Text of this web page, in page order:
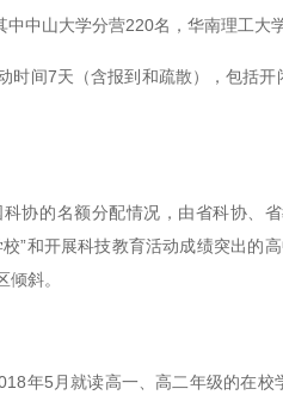
中山大学分营220名，华南理工大
时间7天（含报到和疏散），包括
协的名额分配情况，由省科协、
”和开展科技教育活动成绩突出的
斜。
年5月就读高一、高二年级的在校